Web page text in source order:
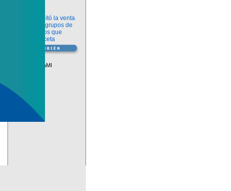
ANMAT habilitó la venta
libre de diez grupos de
medicamentos que
requerían receta
Descuentos PAMI